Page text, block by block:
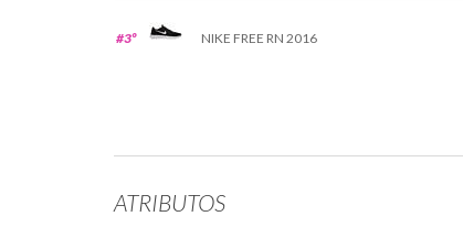
#3º NIKE FREE RN 2016
ATRIBUTOS